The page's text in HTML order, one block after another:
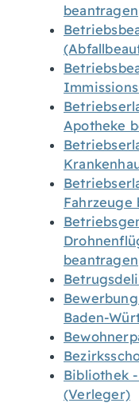
beantragen
Apotheke
Fahrzeuge
beantragen
Baden-
Bibliothek
(Verleger)